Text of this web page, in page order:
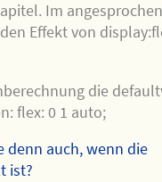
Im
Effekt von
die
flex: 0 1 auto;
denn auch, wenn die
ist?